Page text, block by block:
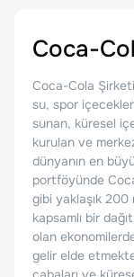
Coca-
Coca-Cola
su, spor
sunan, küresel
kurulan ve
dünyanın en
portföyünde
gibi yaklaşık 200
kapsamlı bir
olan
gelir elde